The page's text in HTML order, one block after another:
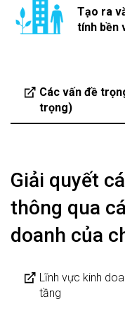
Tạo ra
tính bền
Các vấn đề
trọng)
Giải quyết
thông qua
doanh của
Lĩnh vực kinh
tầng